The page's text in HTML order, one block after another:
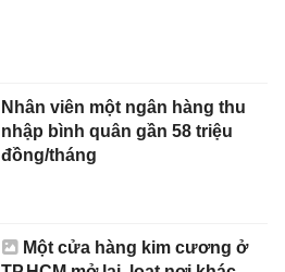
Nhân viên một ngân hàng thu
nhập bình quân gần 58 triệu
đồng/tháng
Một cửa hàng kim cương ở